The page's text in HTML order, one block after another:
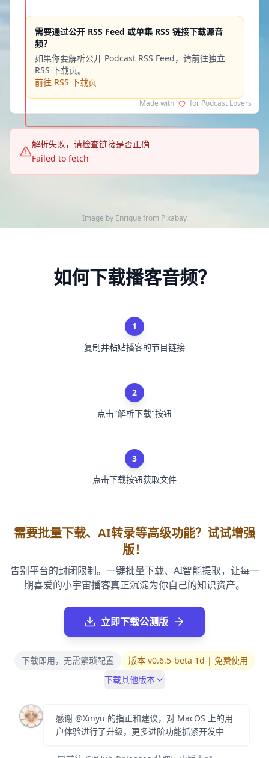
Image by Enrique from Pixabay
需要通过公开 RSS Feed 或单集 RSS 链接下载源音
频？
如果你要解析公开 Podcast RSS Feed，请前往独立
RSS 下载页。
前往 RSS 下载页
Made with for Podcast Lovers
解析失败，请检查链接是否正确
Failed to fetch
如何下载播客音频？
1
复制并粘贴播客的节目链接
2
点击"解析下载"按钮
3
点击下载按钮获取文件
需要批量下载、AI转录等高级功能？试试增强
版！
告别平台的封闭限制。一键批量下载、AI智能提取，让每一
期喜爱的小宇宙播客真正沉淀为你自己的知识资产。
立即下载公测版
下载即用，无需繁琐配置
版本 v0.6.5-beta 1d | 免费使用
下载其他版本
感谢 @Xinyu 的指正和建议，对 MacOS 上的用
户体验进行了升级，更多进阶功能抓紧开发中